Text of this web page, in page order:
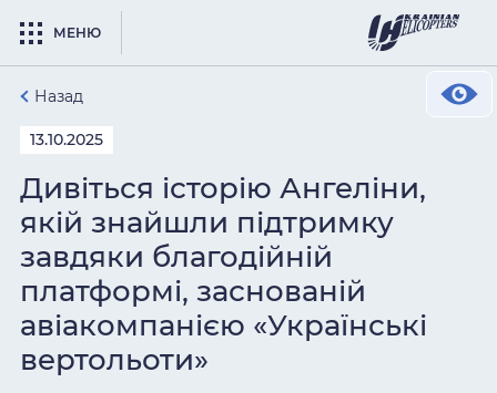
МЕНЮ
Назад
13.10.2025
Дивіться історію Ангеліни,
якій знайшли підтримку
завдяки благодійній
платформі, заснованій
авіакомпанією «Українські
вертольоти»